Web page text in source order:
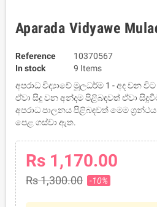
Aparada Vidyawe
Reference
10370567
In stock
9 Items
අපරාධ විද්‍යාවේ මූලධර්ම 1 - අද වන
ඒවා සිදු වන අන්දම පිළිබඳවත් ඒවා
අපරාධ පාලනය පිළිබඳවත් මෙම
පෙළ ගස්වා ඇත.
Rs 1,170.00
Rs 1,300.00 -10%